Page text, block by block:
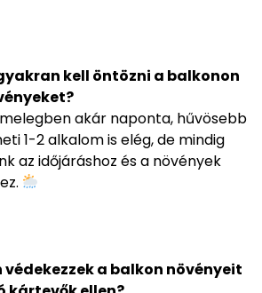
kell öntözni a balkonon
akár naponta, hűvösebb
1-2 alkalom is elég, de mindig
az időjáráshoz és a növények
védekezzek a balkon növényeit